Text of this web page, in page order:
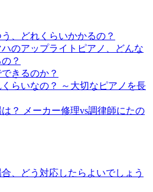
、どれくらいかかるの？
のアップライトピアノ、どんな
？
きるのか？
らいなの？ ～大切なピアノを長
？ メーカー修理vs調律師にたの
、どう対応したらよいでしょう